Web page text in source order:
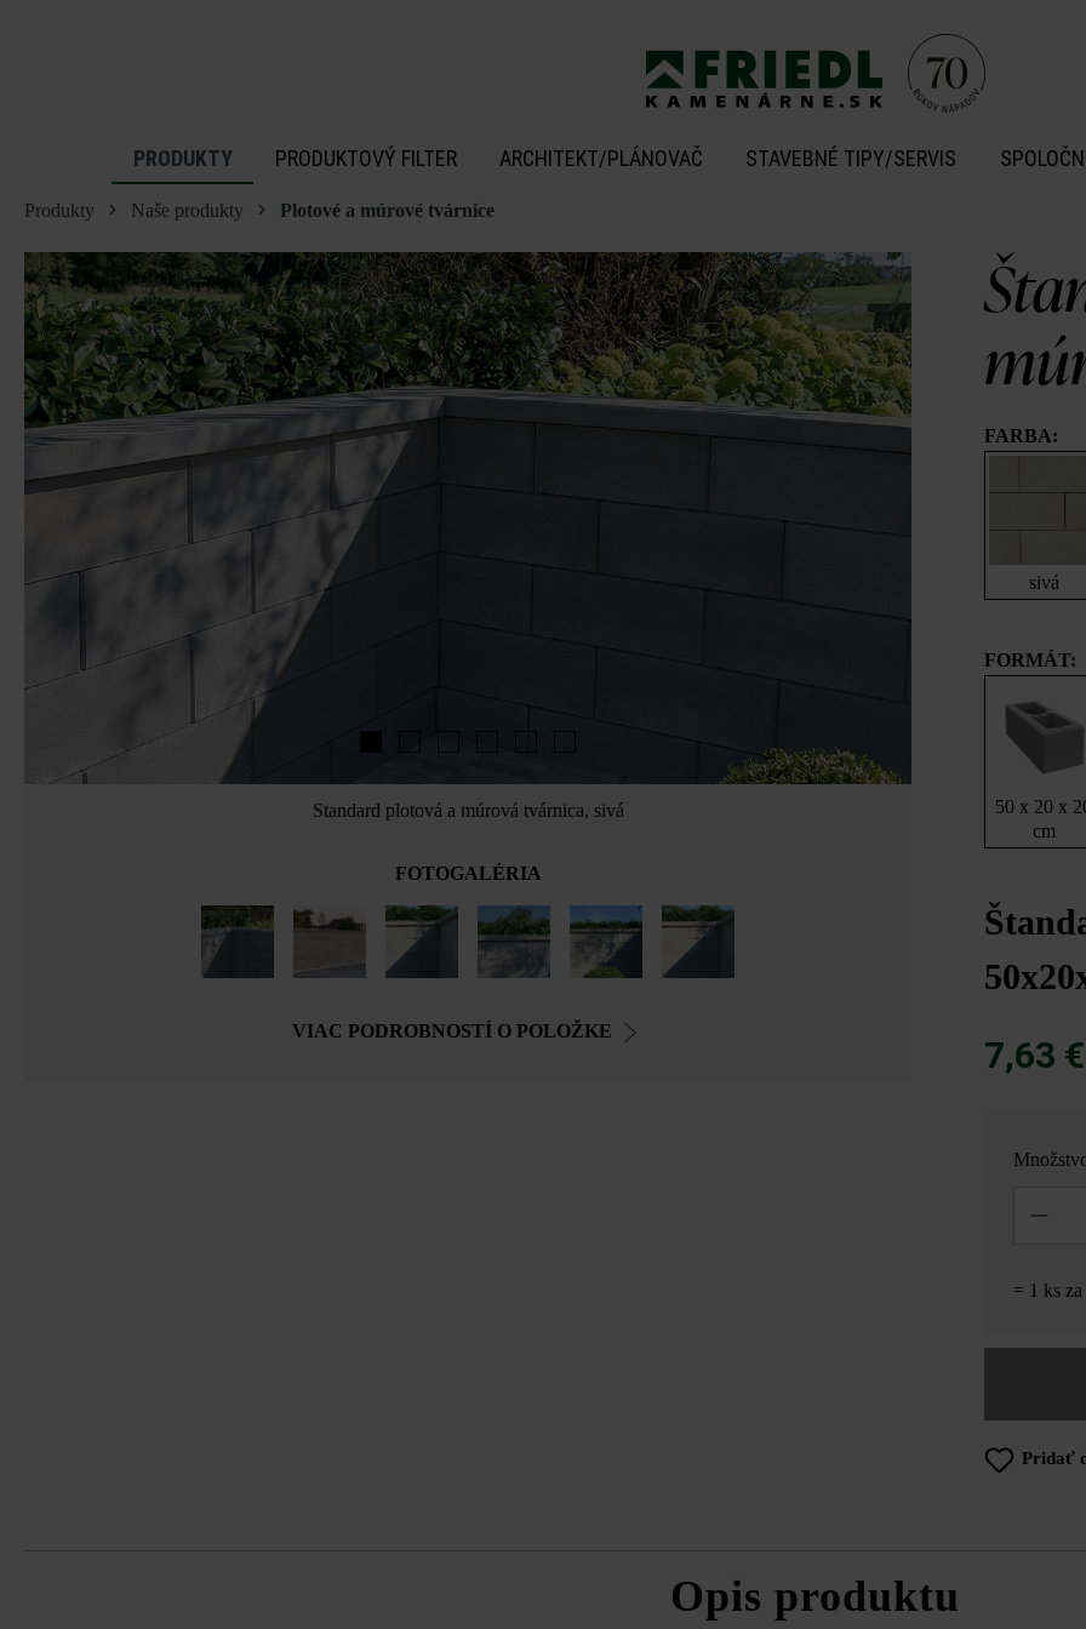
PRODUKTY PRODUKTOVÝ FILTER ARCHITEKT/PLÁNOVAČ STAVEBNÉ TIPY/SERVIS
Produkty Naše produkty Plotové a múrové tvárnice
Standard plotová a múrová tvárnica, sivá
FOTOGALÉRIA
VIAC PODROBNOSTÍ O POLOŽKE
FARBA:
sivá
FORMÁT:
50 x 20 x
cm
7,63
= 1 ks za
Pridať
Opis produktu